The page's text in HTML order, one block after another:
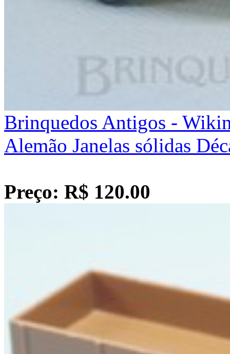
Brinquedos Antigos -
Alemão Janelas sólidas
Preço: R$ 120.00